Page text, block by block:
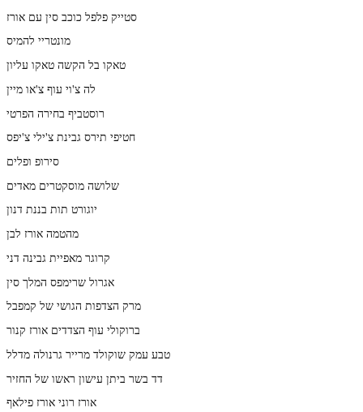
סטייק פלפל כוכב סין עם אורז
מונטריי להמיס
טאקו בל הקשה טאקו עליון
לה צ'וי עוף צ'או מיין
רוסטביף בחירה הפרטי
חטיפי תירס גבינת צ'ילי צ'יפס
סירופ ופלים
שלושה מוסקטרים מאדים
יוגורט תות בננת דנון
מהטמה אורז לבן
קרוגר מאפיית גבינה דני
אגרול שרימפס המלך סין
מרק הצדפות הגושי של קמפבל
ברוקולי עוף הצדדים אורז קנור
טבע עמק שוקולד מרייר גרנולה מדלל
דד בשר ביתן עישון ראשו של החזיר
אורז רוני אורז פילאף